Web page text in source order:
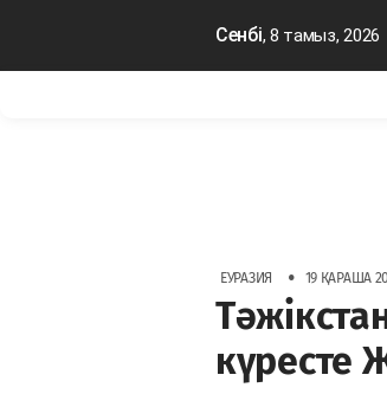
Сенбі, 8 тамыз, 2026
ЕУРАЗИЯ • 19 ҚАРАША
күресте